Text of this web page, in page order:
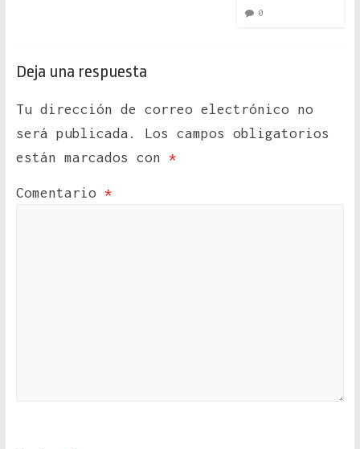
0
Deja una respuesta
Tu dirección de correo electrónico no
será publicada.
Los campos obligatorios
están marcados con *
Comentario *